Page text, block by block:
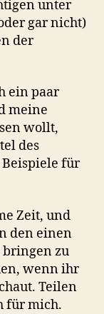
unter
gar nicht)
der
ein paar
meine
wollt,
des
Beispiele für
Zeit, und
den einen
zu
wenn ihr
Teilen
für mich.